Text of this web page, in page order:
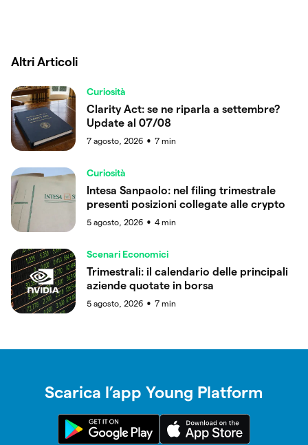
Altri Articoli
Curiosità
Clarity Act: se ne riparla a settembre?
Update al 07/08
7 agosto, 2026 ● 7 min
Curiosità
Intesa Sanpaolo: nel filing trimestrale
presenti posizioni collegate alle crypto
5 agosto, 2026 ● 4 min
Scenari Economici
Trimestrali: il calendario delle principali
aziende quotate in borsa
5 agosto, 2026 ● 7 min
Scarica l’app Young Platform